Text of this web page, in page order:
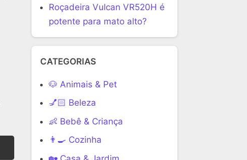
Roçadeira Vulcan VR520H é
potente para mato alto?
CATEGORIAS
🐶 Animais & Pet
💅🏻 Beleza
👶 Bebê & Criança
👨‍🍳 Cozinha